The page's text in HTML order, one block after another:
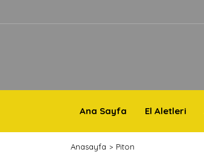
Ana Sayfa El Aletleri
Anasayfa Piton